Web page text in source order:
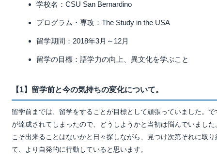
学校名：CSU San Bernardino
プログラム・専攻：The Study in the USA
留学期間：2018年3月～12月
留学の目標：語学力の向上、異文化を学ぶこと
【1】留学前と今の気持ちの変化について。
留学前までは、留学をすることが目標として頑張っていました。
が達成されてしまったので、どうしようかと当初は悩んでいまし
こそ出来ることはないかと日々探しながら、見つけ次第それに取
て、より自発的に行動していると思います。